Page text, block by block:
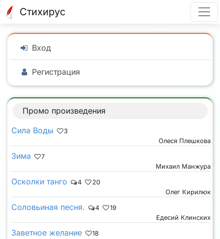
Стихирус
Вход
Регистрация
Промо произведения
Сила Воды
3
Олеся Плешкова
Зима
7
Михаил Манжура
Осколки танго 4
20
Олег Кирилюк
Соловьиная песня. 4
19
Едесий Клинских
Заветное желание
18